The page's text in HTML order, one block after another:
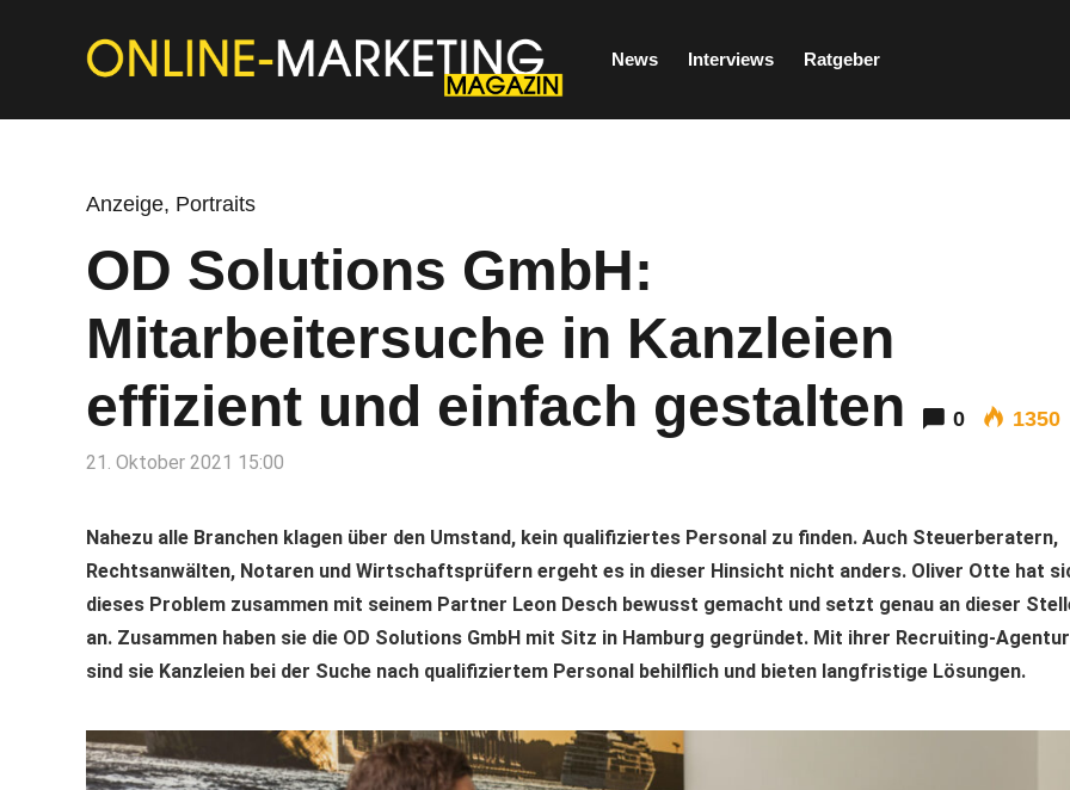
News Interviews Ratgeber
Anzeige, Portraits
OD Solutions GmbH:
Mitarbeitersuche in Kanzleien
effizient und einfach gestalten
0 1350
21. Oktober 2021 15:00
Nahezu alle Branchen klagen über den Umstand, kein qualifiziertes Personal zu finden. Auch Steuerberatern,
Rechtsanwälten, Notaren und Wirtschaftsprüfern ergeht es in dieser Hinsicht nicht anders. Oliver Otte hat
dieses Problem zusammen mit seinem Partner Leon Desch bewusst gemacht und setzt genau an dieser
an. Zusammen haben sie die OD Solutions GmbH mit Sitz in Hamburg gegründet. Mit ihrer Recruiting-Agentur
sind sie Kanzleien bei der Suche nach qualifiziertem Personal behilflich und bieten langfristige Lösungen.